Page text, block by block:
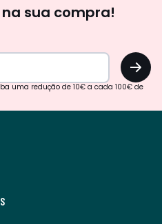
sua compra!
OK
uma redução de 10€ a cada 100€ de